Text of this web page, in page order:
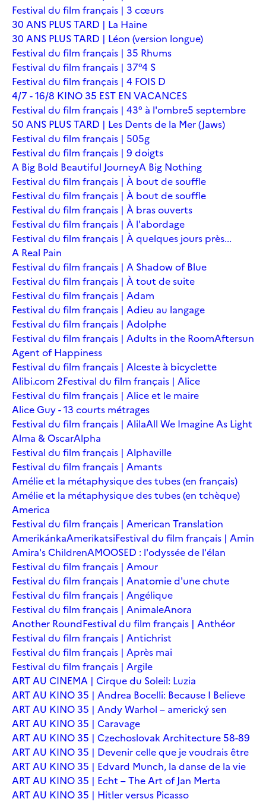
Festival du film français | 3 cœurs
30 ANS PLUS TARD | La Haine
30 ANS PLUS TARD | Léon (version longue)
Festival du film français | 35 Rhums
Festival du film français | 37°4 S
Festival du film français | 4 FOIS D
4/7 - 16/8 KINO 35 EST EN VACANCES
Festival du film français | 43° à l'ombre5 septembre
50 ANS PLUS TARD | Les Dents de la Mer (Jaws)
Festival du film français | 505g
Festival du film français | 9 doigts
A Big Bold Beautiful JourneyA Big Nothing
Festival du film français | À bout de souffle
Festival du film français | À bout de souffle
Festival du film français | À bras ouverts
Festival du film français | À l'abordage
Festival du film français | À quelques jours près...
A Real Pain
Festival du film français | A Shadow of Blue
Festival du film français | À tout de suite
Festival du film français | Adam
Festival du film français | Adieu au langage
Festival du film français | Adolphe
Festival du film français | Adults in the RoomAftersun
Agent of Happiness
Festival du film français | Alceste à bicyclette
Alibi.com 2Festival du film français | Alice
Festival du film français | Alice et le maire
Alice Guy - 13 courts métrages
Festival du film français | AlilaAll We Imagine As Light
Alma & OscarAlpha
Festival du film français | Alphaville
Festival du film français | Amants
Amélie et la métaphysique des tubes (en français)
Amélie et la métaphysique des tubes (en tchèque)
America
Festival du film français | American Translation
AmerikánkaAmerikatsiFestival du film français | Amin
Amira's ChildrenAMOOSED : l'odyssée de l'élan
Festival du film français | Amour
Festival du film français | Anatomie d'une chute
Festival du film français | Angélique
Festival du film français | AnimaleAnora
Another RoundFestival du film français | Anthéor
Festival du film français | Antichrist
Festival du film français | Après mai
Festival du film français | Argile
ART AU CINEMA | Cirque du Soleil: Luzia
ART AU KINO 35 | Andrea Bocelli: Because I Believe
ART AU KINO 35 | Andy Warhol – americký sen
ART AU KINO 35 | Caravage
ART AU KINO 35 | Czechoslovak Architecture 58-89
ART AU KINO 35 | Devenir celle que je voudrais être
ART AU KINO 35 | Edvard Munch, la danse de la vie
ART AU KINO 35 | Echt – The Art of Jan Merta
ART AU KINO 35 | Hitler versus Picasso